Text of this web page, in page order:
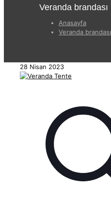
Veranda brandası
Anasayfa
Veranda brandası
28 Nisan 2023